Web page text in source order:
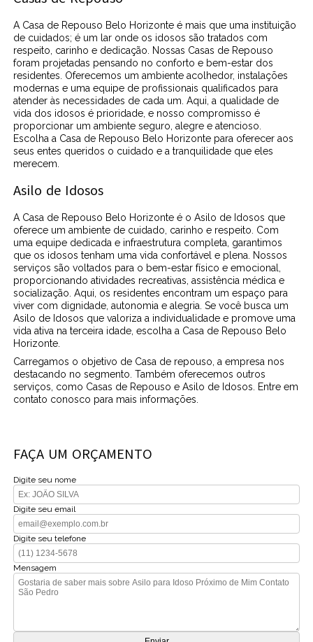
A Casa de Repouso Belo Horizonte é mais que uma instituição
de cuidados; é um lar onde os idosos são tratados com
respeito, carinho e dedicação. Nossas Casas de Repouso
foram projetadas pensando no conforto e bem-estar dos
residentes. Oferecemos um ambiente acolhedor, instalações
modernas e uma equipe de profissionais qualificados para
atender às necessidades de cada um. Aqui, a qualidade de
vida dos idosos é prioridade, e nosso compromisso é
proporcionar um ambiente seguro, alegre e atencioso.
Escolha a Casa de Repouso Belo Horizonte para oferecer aos
seus entes queridos o cuidado e a tranquilidade que eles
merecem.
Asilo de Idosos
A Casa de Repouso Belo Horizonte é o Asilo de Idosos que
oferece um ambiente de cuidado, carinho e respeito. Com
uma equipe dedicada e infraestrutura completa, garantimos
que os idosos tenham uma vida confortável e plena. Nossos
serviços são voltados para o bem-estar físico e emocional,
proporcionando atividades recreativas, assistência médica e
socialização. Aqui, os residentes encontram um espaço para
viver com dignidade, autonomia e alegria. Se você busca um
Asilo de Idosos que valoriza a individualidade e promove uma
vida ativa na terceira idade, escolha a Casa de Repouso Belo
Horizonte.
Carregamos o objetivo de Casa de repouso, a empresa nos
destacando no segmento. Também oferecemos outros
serviços, como Casas de Repouso e Asilo de Idosos. Entre em
contato conosco para mais informações.
FAÇA UM ORÇAMENTO
Digite seu nome
Digite seu email
Digite seu telefone
Mensagem